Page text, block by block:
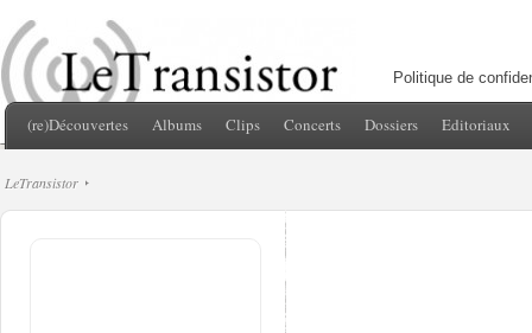
Politique de
(re)Découvertes Albums Clips Concerts Dossiers Editoriaux
LeTransistor